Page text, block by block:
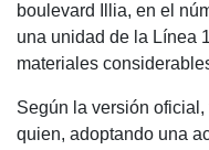
boulevard Illia, en el
una unidad de la Línea
materiales
Según la versión
quien, adoptando una